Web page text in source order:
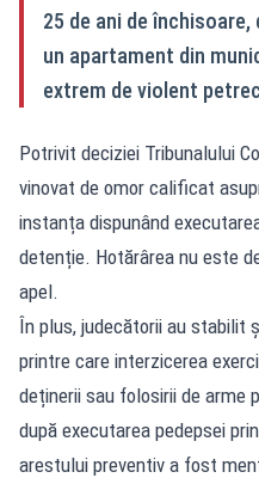
25 de ani de
un apartament din
extrem de violent
Potrivit deciziei Tribunalului
vinovat de omor calificat
instanța dispunând
detenție. Hotărârea nu este
apel.
În plus, judecătorii au stabilit
printre care interzicerea
deținerii sau folosirii de arme
după executarea pedepsei
arestului preventiv a fost